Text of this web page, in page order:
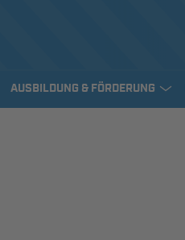
AUSBILDUNG & FÖRDERUNG